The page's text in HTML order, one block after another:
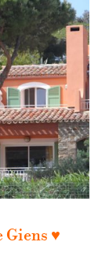
Giens ♥